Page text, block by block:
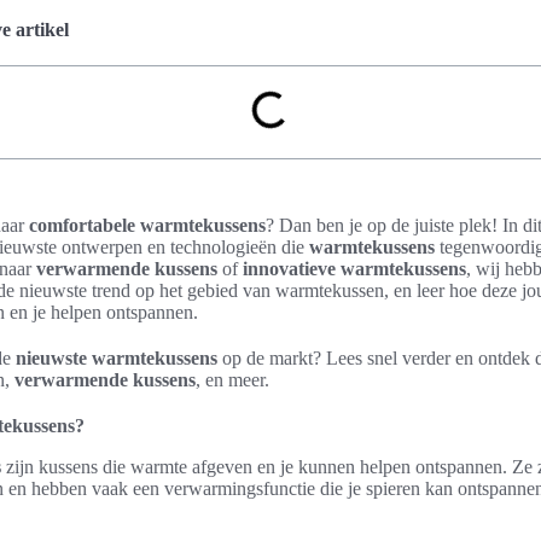
artikel
comfortabele warmtekussens? Dan ben je op de juiste plek! In
ontwerpen en technologieën die warmtekussens
verwarmende kussens ofinnovatieve warmtekussens, wij
nieuwste trend op het gebied van warmtekussen, en leer hoe deze
en je helpen ontspannen.
nieuwste warmtekussens op de markt? Lees snel verder en ontdek
verwarmende kussens, en meer.
zijn kussens die warmte afgeven en je kunnen helpen ontspannen. Ze
en hebben vaak een verwarmingsfunctie die je spieren kan